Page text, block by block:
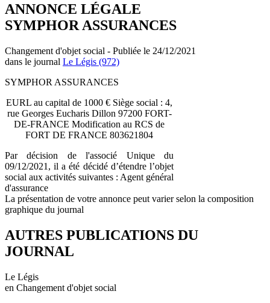
ANNONCE LÉGALE
SYMPHOR ASSURANCES
Changement d'objet social - Publiée le 24/12/2021
dans le journal Le Légis (972)
SYMPHOR ASSURANCES
EURL au capital de 1000 € Siège social : 4,
rue Georges Eucharis Dillon 97200 FORT-
DE-FRANCE Modification au RCS de
FORT DE FRANCE 803621804
Par décision de l'associé Unique du
09/12/2021, il a été décidé d’étendre l’objet
social aux activités suivantes : Agent général
d'assurance
La présentation de votre annonce peut varier selon la composition
graphique du journal
AUTRES PUBLICATIONS DU
JOURNAL
Le Légis
en Changement d'objet social